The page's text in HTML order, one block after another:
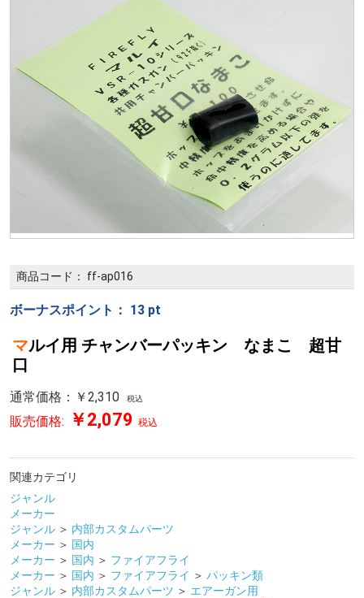
商品コード： ff-ap016
ボーナスポイント： 13 pt
マルイ用 チャンバーパッキン なまこ 超甘
口
通常価格：￥2,310 税込
販売価格: ￥2,079 税込
関連カテゴリ
ジャンル
メーカー
ジャンル ＞ 内部カスタムパーツ
メーカー ＞ 国内
メーカー ＞ 国内 ＞ ファイアフライ
メーカー ＞ 国内 ＞ ファイアフライ ＞ パッキン類
ジャンル ＞ 内部カスタムパーツ ＞ エアーガン用